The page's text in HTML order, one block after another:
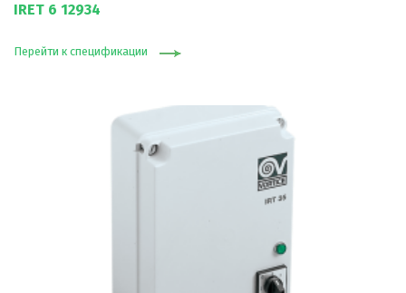
IRET 6 12934
Перейти к спецификации